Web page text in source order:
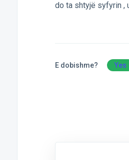
do ta shtyjë syfyrin ,
E dobishme? Yes